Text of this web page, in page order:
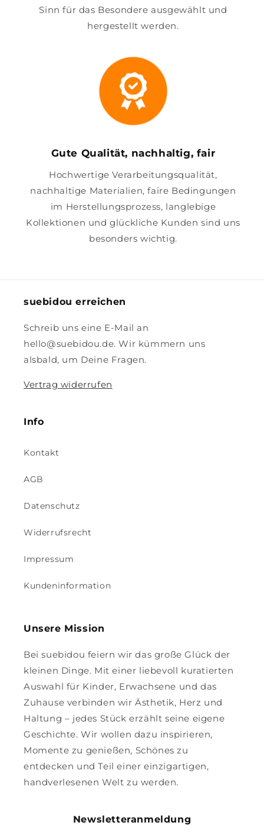
Sinn für das Besondere ausgewählt und
hergestellt werden.
Gute Qualität, nachhaltig, fair
Hochwertige Verarbeitungsqualität,
nachhaltige Materialien, faire Bedingungen
im Herstellungsprozess, langlebige
Kollektionen und glückliche Kunden sind uns
besonders wichtig.
suebidou erreichen
Schreib uns eine E-Mail an
hello@suebidou.de. Wir kümmern uns
alsbald, um Deine Fragen.
Vertrag widerrufen
Info
Kontakt
AGB
Datenschutz
Widerrufsrecht
Impressum
Kundeninformation
Unsere Mission
Bei suebidou feiern wir das große Glück der
kleinen Dinge. Mit einer liebevoll kuratierten
Auswahl für Kinder, Erwachsene und das
Zuhause verbinden wir Ästhetik, Herz und
Haltung – jedes Stück erzählt seine eigene
Geschichte. Wir wollen dazu inspirieren,
Momente zu genießen, Schönes zu
entdecken und Teil einer einzigartigen,
handverlesenen Welt zu werden.
Newsletteranmeldung